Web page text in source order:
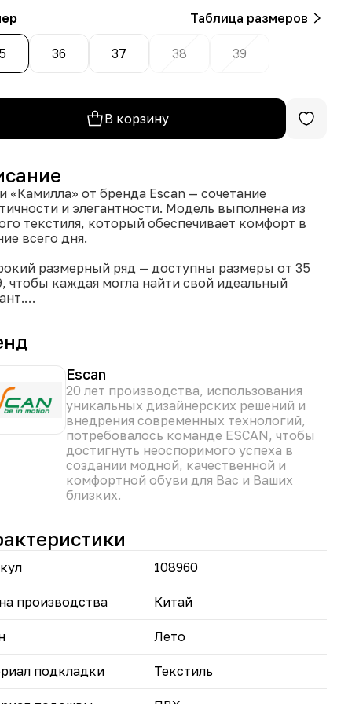
Таблица размеров
36 37 38 39
В корзину
«Камилла» от бренда Escan — сочетание
и элегантности. Модель выполнена из
текстиля, который обеспечивает комфорт в
всего дня.
размерный ряд — доступны размеры от 35
чтобы каждая могла найти свой идеальный
модных оттенка — выберите розовый или серый
в зависимости от вашего настроения и гардероба.
материал — верх и подкладка выполнены из
который позволяет ноге «дышать» и
перегрев.
дизайн — удобная застёжка и
форма обеспечивают надёжную
на ноге.
— туфли легко сочетаются с разными
одежды: от кэжуал до более сдержанных
которая подчеркнёт ваш индивидуальный
и обеспечит комфорт в любой ситуации.
Escan
20 лет производства, использования
уникальных дизайнерских решений и
внедрения современных технологий,
потребовалось команде ESCAN, чтобы
достигнуть неоспоримого успеха в
создании модной, качественной и
комфортной обуви для Вас и Ваших
близких.
108960
производства Китай
Лето
подкладки Текстиль